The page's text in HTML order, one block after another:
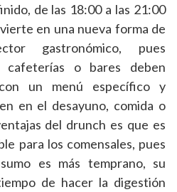
de las 18:00 a las 21:00
en una nueva forma de
gastronómico, pues
cafeterías o bares deben
un menú específico y
en el desayuno, comida o
del drunch es que es
para los comensales, pues
es más temprano, su
de hacer la digestión